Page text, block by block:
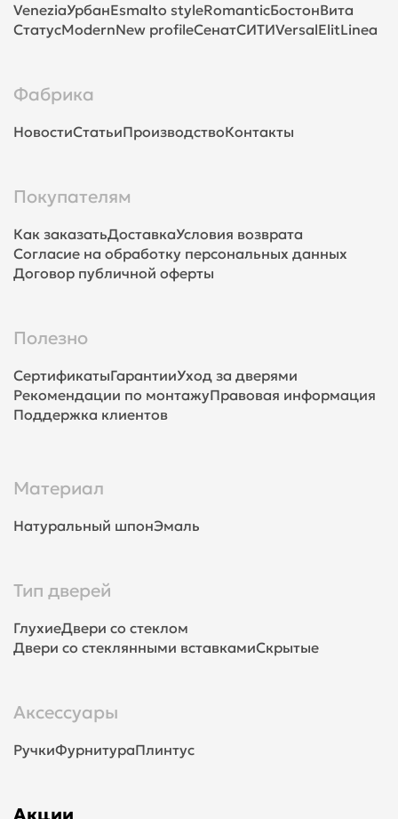
VeneziaУрбанEsmalto styleRomanticБостонВита
СтатусModernNew profileСенатСИТИVersalElitLinea
Фабрика
НовостиСтатьиПроизводствоКонтакты
Покупателям
Как заказатьДоставкаУсловия возврата
Согласие на обработку персональных данных
Договор публичной оферты
Полезно
СертификатыГарантииУход за дверями
Рекомендации по монтажуПравовая информация
Поддержка клиентов
Материал
Натуральный шпонЭмаль
Тип дверей
ГлухиеДвери со стеклом
Двери со стеклянными вставкамиСкрытые
Аксессуары
РучкиФурнитураПлинтус